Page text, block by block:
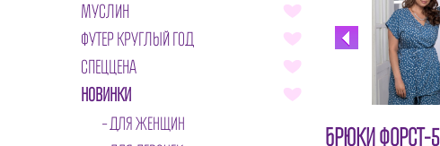
МУСЛИН
ФУТЕР КРУГЛЫЙ ГОД
СПЕЦЦЕНА
НОВИНКИ
ДЛЯ ЖЕНЩИН
БРЮКИ ФОРСТ-5